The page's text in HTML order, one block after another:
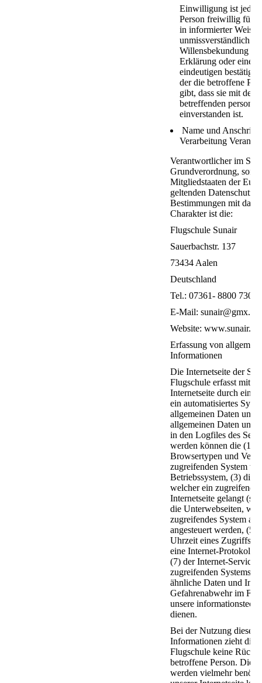
Einwilligung ist jede
Person freiwillig für
in informierter Weise
unmissverständlich
Willensbekundung in
Erklärung oder einer
eindeutigen
der die betroffene
gibt, dass sie mit der
betreffenden
einverstanden ist.
Name und Anschrift
Verarbeitung
Verantwortlicher im
Grundverordnung,
Mitgliedstaaten der
geltenden
Bestimmungen mit
Charakter ist die:
Flugschule Sunair
Sauerbachstr. 137
73434 Aalen
Deutschland
Tel.: 07361- 8800 730
E-Mail: sunair@gmx.net
Website: www.sunair.de
Erfassung von
Informationen
Die Internetseite der
Flugschule erfasst mit
Internetseite durch eine
ein automatisiertes
allgemeinen Daten und
allgemeinen Daten und
in den Logfiles des
werden können die (1)
Browsertypen und
zugreifenden System
Betriebssystem, (3) die
welcher ein
Internetseite gelangt
die Unterwebseiten,
zugreifendes System
angesteuert werden, (5)
Uhrzeit eines Zugriffs
eine Internet-Protokoll-
(7) der Internet-Service-
zugreifenden Systems
ähnliche Daten und
Gefahrenabwehr im
unsere
dienen.
Bei der Nutzung dieser
Informationen zieht die
Flugschule keine
betroffene Person.
werden vielmehr